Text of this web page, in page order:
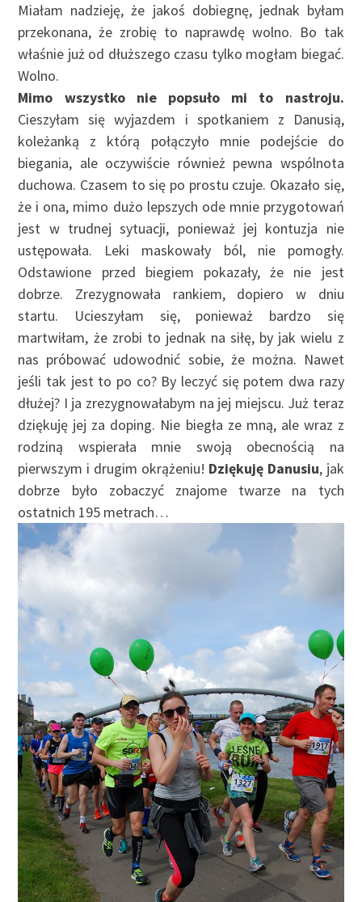
Miałam nadzieję, że jakoś dobiegnę, jednak byłam
przekonana, że zrobię to naprawdę wolno. Bo tak
właśnie już od dłuższego czasu tylko mogłam biegać.
Wolno.
Mimo wszystko nie popsuło mi to nastroju.
Cieszyłam się wyjazdem i spotkaniem z Danusią,
koleżanką z którą połączyło mnie podejście do
biegania, ale oczywiście również pewna wspólnota
duchowa. Czasem to się po prostu czuje. Okazało się,
że i ona, mimo dużo lepszych ode mnie przygotowań
jest w trudnej sytuacji, ponieważ jej kontuzja nie
ustępowała. Leki maskowały ból, nie pomogły.
Odstawione przed biegiem pokazały, że nie jest
dobrze. Zrezygnowała rankiem, dopiero w dniu
startu. Ucieszyłam się, ponieważ bardzo się
martwiłam, że zrobi to jednak na siłę, by jak wielu z
nas próbować udowodnić sobie, że można. Nawet
jeśli tak jest to po co? By leczyć się potem dwa razy
dłużej? I ja zrezygnowałabym na jej miejscu. Już teraz
dziękuję jej za doping. Nie biegła ze mną, ale wraz z
rodziną wspierała mnie swoją obecnością na
pierwszym i drugim okrążeniu! Dziękuję Danusiu, jak
dobrze było zobaczyć znajome twarze na tych
ostatnich 195 metrach…